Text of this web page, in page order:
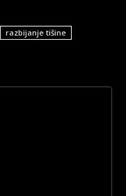
razbijanje tišine